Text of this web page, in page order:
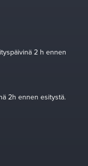
2 h ennen
2h ennen esitystä.